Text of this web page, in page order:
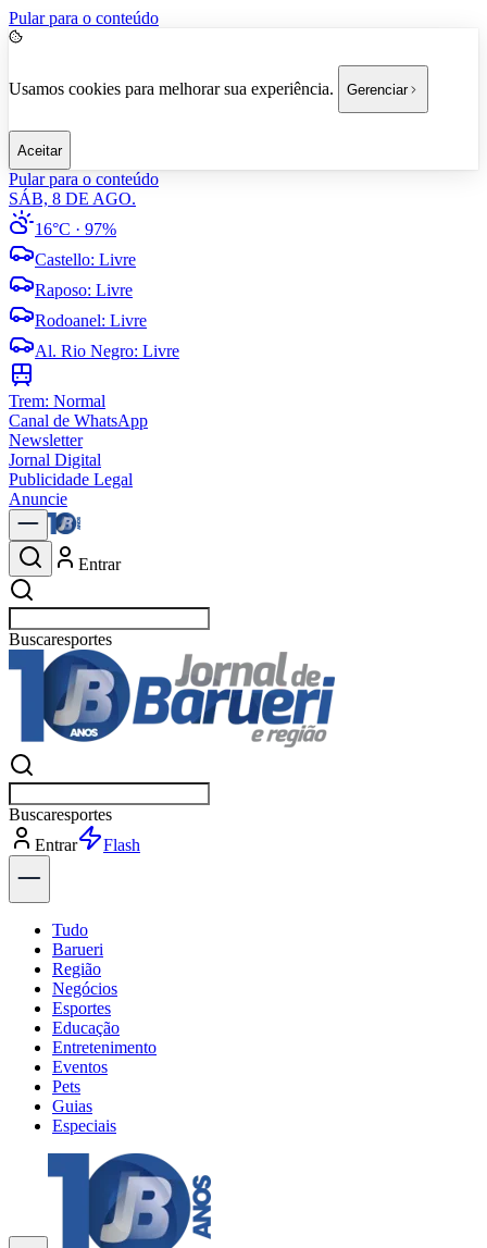
Pular para o conteúdo
Usamos cookies para melhorar sua experiência. Gerenciar
Aceitar
Pular para o conteúdo
SÁB, 8 DE AGO.
16°C · 97%
Castello: Livre
Raposo: Livre
Rodoanel: Livre
Al. Rio Negro: Livre
Trem: Normal
Canal de WhatsApp
Newsletter
Jornal Digital
Publicidade Legal
Anuncie
Entrar
Buscarpolítica
Buscarpolítica
Entrar
Explorar
Tudo
Barueri
Região
Negócios
Esportes
Educação
Entretenimento
Eventos
Pets
Guias
Especiais
Explore Tudo
Últimas Notícias
Previsão do Tempo
Trânsito e Rotas